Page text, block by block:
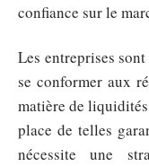
confiance sur le
Les entreprises
se conformer aux
matière de
place de telles
nécessite une